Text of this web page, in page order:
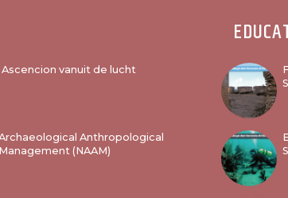
Ascencion vanuit de lucht
Anthropological
(NAAM)